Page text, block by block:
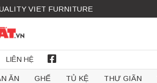
VIET FURNITURE
LIÊN HỆ
FACEBOOK
ĂN GHẾ TỦ KỆ THƯ GIÃN